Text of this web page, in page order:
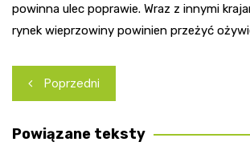
powinna ulec poprawie. Wraz z innymi
rynek wieprzowiny powinien przeżyć
Nawigacja
wpisu
Poprzedni
Powiązane teksty